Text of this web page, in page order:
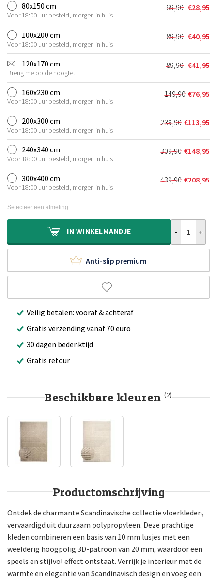
80x150 cm
Voor 18:00 uur besteld, morgen in huis
69,90
prijs
was:
€69,90.
€28,95
Huidige
prijs
is:
€28,95.
100x200 cm
Voor 18:00 uur besteld, morgen in huis
89,90
prijs
was:
€89,90.
€40,95
Huidige
prijs
is:
€40,95.
120x170 cm
Breng me op de hoogte!
89,90
prijs
was:
€89,90.
€41,95
Huidige
prijs
is:
€41,95.
160x230 cm
Voor 18:00 uur besteld, morgen in huis
149,90
prijs
was:
€149,90.
€76,95
Huidige
prijs
is:
€76,95.
200x300 cm
Voor 18:00 uur besteld, morgen in huis
239,90
prijs
was:
€239,90.
€113,95
Huidige
prijs
is:
€113,95.
240x340 cm
Voor 18:00 uur besteld, morgen in huis
309,90
prijs
was:
€309,90.
€148,95
Huidige
prijs
is:
€148,95.
300x400 cm
Voor 18:00 uur besteld, morgen in huis
439,90 €208,95
Huidige
Selecteer een afmeting
IN WINKELMANDJE
Anti-slip premium
Veilig betalen: vooraf & achteraf
Gratis verzending vanaf 70 euro
30 dagen bedenktijd
Gratis retour
Beschikbare kleuren (2)
Productomschrijving
Ontdek de charmante Scandinavische collectie vloerkleden,
vervaardigd uit duurzaam polypropyleen. Deze prachtige
kleden combineren een basis van 10 mm lusjes met een
weelderig hoogpolig 3D-patroon van 20 mm, waardoor een
speels en stijlvol effect ontstaat. Verrijk je interieur met de
warmte en elegantie van Scandinavisch design en voeg een